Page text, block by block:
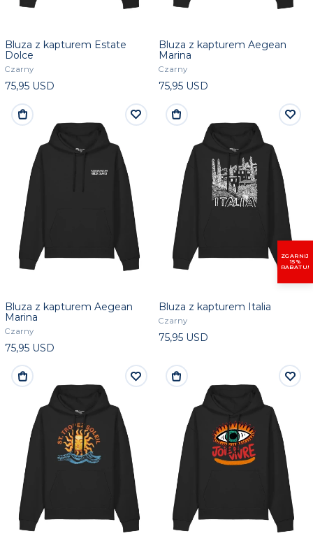
Bluza z kapturem Estate
Dolce
Czarny
75,95 USD
Bluza z kapturem Aegean
Marina
Czarny
75,95 USD
Bluza z kapturem Aegean
Marina
Czarny
75,95 USD
Bluza z kapturem Italia
Czarny
75,95 USD
ZGARNIJ
15%
RABATU!